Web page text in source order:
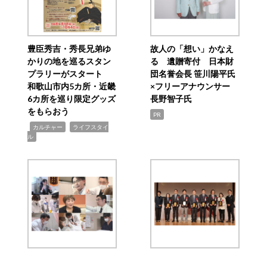
豊臣秀吉・秀長兄弟ゆ
かりの地を巡るスタン
プラリーがスタート
和歌山市内5カ所・近畿
6カ所を巡り限定グッズ
をもらおう
カルチャー
ライフスタイ
ル
故人の「想い」かなえ
る 遺贈寄付 日本財
団名誉会長 笹川陽平氏
×フリーアナウンサー
長野智子氏
PR